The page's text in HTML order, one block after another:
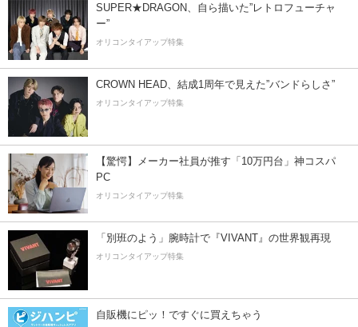
SUPER★DRAGON、自ら描いた”レトロフューチャ
ー”
オリコンタイアップ特集
CROWN HEAD、結成1周年で見えた”バンドらしさ”
オリコンタイアップ特集
【驚愕】メーカー社員が推す「10万円台」神コスパ
PC
オリコンタイアップ特集
「別班のよう」腕時計で『VIVANT』の世界観再現
オリコンタイアップ特集
自販機にピッ！ですぐに買えちゃう